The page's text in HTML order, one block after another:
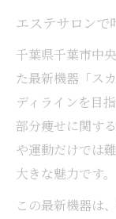
エステサロンで
千葉県千葉市中
た最新機器「ス
ディラインを目
部分痩せに関す
や運動だけでは
大きな魅力です。
この最新機器は